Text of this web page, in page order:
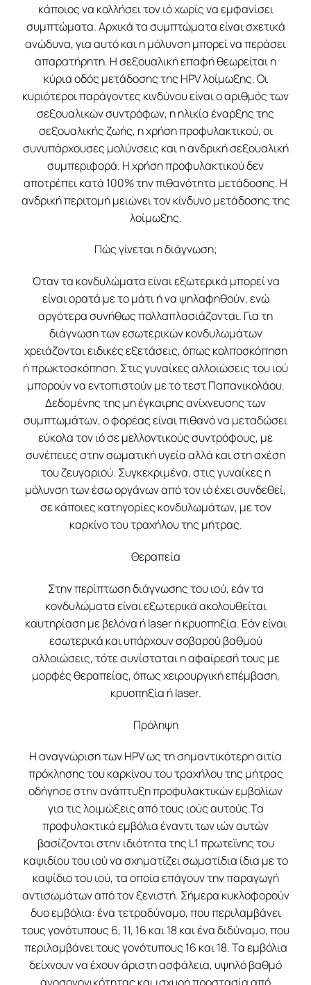
κάποιος να κολλήσει τον ιό χωρίς να εμφανίσει
συμπτώματα. Αρχικά τα συμπτώματα είναι σχετικά
ανώδυνα, για αυτό και η μόλυνση μπορεί να περάσει
απαρατήρητη. Η σεξουαλική επαφή θεωρείται η
κύρια οδός μετάδοσης της HPV λοίμωξης. Οι
κυριότεροι παράγοντες κινδύνου είναι ο αριθμός των
σεξουαλικών συντρόφων, η ηλικία έναρξης της
σεξουαλικής ζωής, η χρήση προφυλακτικού, οι
συνυπάρχουσες μολύνσεις και η ανδρική σεξουαλική
συμπεριφορά. Η χρήση προφυλακτικού δεν
αποτρέπει κατά 100% την πιθανότητα μετάδοσης. Η
ανδρική περιτομή μειώνει τον κίνδυνο μετάδοσης της
λοίμωξης.
Πώς γίνεται η διάγνωση;
Όταν τα κονδυλώματα είναι εξωτερικά μπορεί να
είναι ορατά με το μάτι ή να ψηλαφηθούν, ενώ
αργότερα συνήθως πολλαπλασιάζονται. Για τη
διάγνωση των εσωτερικών κονδυλωμάτων
χρειάζονται ειδικές εξετάσεις, όπως κολποσκόπηση
ή πρωκτοσκόπηση. Στις γυναίκες αλλοιώσεις του ιού
μπορούν να εντοπιστούν με το τεστ Παπανικολάου.
Δεδομένης της μη έγκαιρης ανίχνευσης των
συμπτωμάτων, ο φορέας είναι πιθανό να μεταδώσει
εύκολα τον ιό σε μελλοντικούς συντρόφους, με
συνέπειες στην σωματική υγεία αλλά και στη σχέση
του ζευγαριού. Συγκεκριμένα, στις γυναίκες η
μόλυνση των έσω οργάνων από τον ιό έχει συνδεθεί,
σε κάποιες κατηγορίες κονδυλωμάτων, με τον
καρκίνο του τραχήλου της μήτρας.
Θεραπεία
Στην περίπτωση διάγνωσης του ιού, εάν τα
κονδυλώματα είναι εξωτερικά ακολουθείται
καυτηρίαση με βελόνα ή laser ή κρυοπηξία. Εάν είναι
εσωτερικά και υπάρχουν σοβαρού βαθμού
αλλοιώσεις, τότε συνίσταται η αφαίρεσή τους με
μορφές θεραπείας, όπως χειρουργική επέμβαση,
κρυοπηξία ή laser.
Πρόληψη
H αναγνώριση των HPV ως τη σημαντικότερη αιτία
πρόκλησης του καρκίνου του τραχήλου της μήτρας
οδήγησε στην ανάπτυξη προφυλακτικών εμβολίων
για τις λοιμώξεις από τους ιούς αυτούς.Τα
προφυλακτικά εμβόλια έναντι των ιών αυτών
βασίζονται στην ιδιότητα της L1 πρωτεΐνης του
καψιδίου του ιού να σχηματίζει σωματίδια ίδια με το
καψίδιο του ιού, τα οποία επάγουν την παραγωγή
αντισωμάτων από τον ξενιστή. Σήμερα κυκλοφορούν
δυο εμβόλια: ένα τετραδύναμο, που περιλαμβάνει
τους γονότυπους 6, 11, 16 και 18 και ένα διδύναμο, που
περιλαμβάνει τους γονότυπους 16 και 18. Τα εμβόλια
δείχνουν να έχουν άριστη ασφάλεια, υψηλό βαθμό